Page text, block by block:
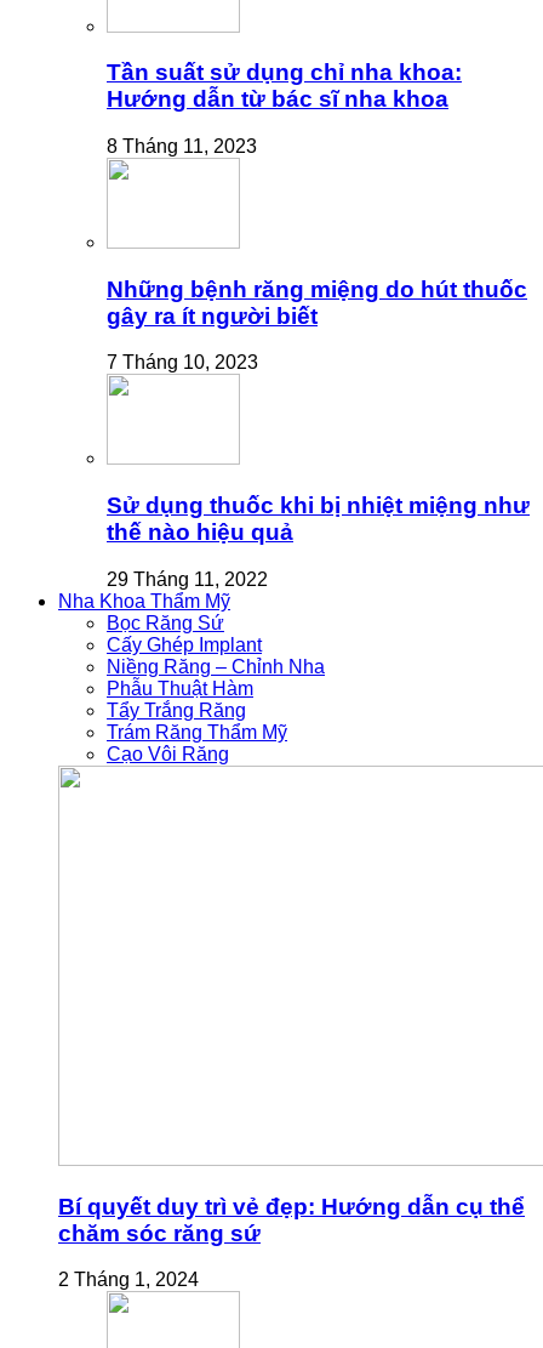
Tần suất sử dụng chỉ nha khoa:
Hướng dẫn từ bác sĩ nha khoa
8 Tháng 11, 2023
Những bệnh răng miệng do hút thuốc
gây ra ít người biết
7 Tháng 10, 2023
Sử dụng thuốc khi bị nhiệt miệng như
thế nào hiệu quả
29 Tháng 11, 2022
Nha Khoa Thẩm Mỹ
Bọc Răng Sứ
Cấy Ghép Implant
Niềng Răng – Chỉnh Nha
Phẫu Thuật Hàm
Tẩy Trắng Răng
Trám Răng Thẩm Mỹ
Cạo Vôi Răng
Bí quyết duy trì vẻ đẹp: Hướng dẫn cụ thể
chăm sóc răng sứ
2 Tháng 1, 2024